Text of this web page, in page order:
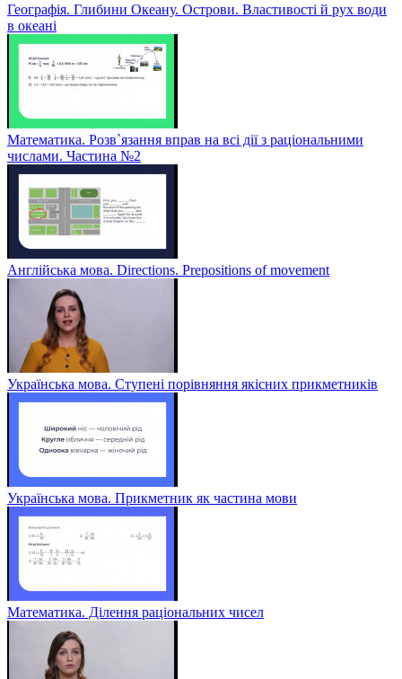
Географія. Глибини Океану. Острови. Властивості й рух води
в океані
Математика. Розв`язання вправ на всі дії з раціональними
числами. Частина №2
Англійська мова. Directions. Prepositions of movement
Українська мова. Ступені порівняння якісних прикметників
Українська мова. Прикметник як частина мови
Математика. Ділення раціональних чисел